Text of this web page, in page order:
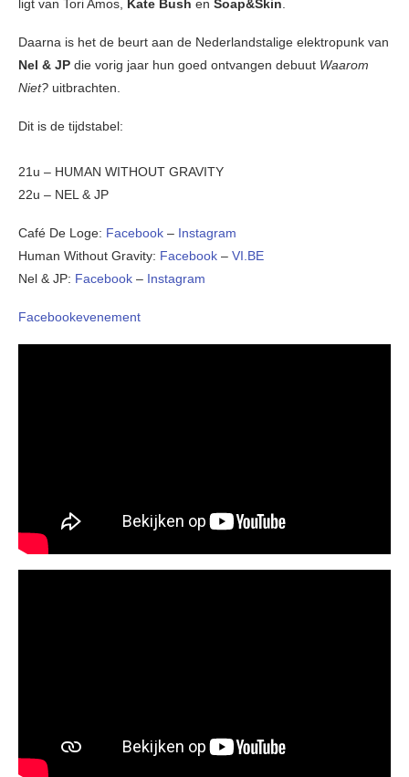
ligt van Tori Amos, Kate Bush en Soap&Skin.
Daarna is het de beurt aan de Nederlandstalige elektropunk van
Nel & JP die vorig jaar hun goed ontvangen debuut Waarom
Niet? uitbrachten.
Dit is de tijdstabel:
21u – HUMAN WITHOUT GRAVITY
22u – NEL & JP
Café De Loge: Facebook – Instagram
Human Without Gravity: Facebook – VI.BE
Nel & JP: Facebook – Instagram
Facebookevenement